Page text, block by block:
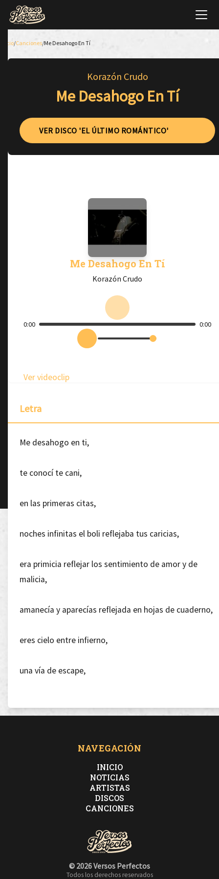
Inicio/Canciones/Me Desahogo En Tí
Korazón Crudo
Me Desahogo En Tí
VER DISCO 'EL ÚLTIMO ROMÁNTICO'
Me Desahogo En Tí
Korazón Crudo
0:00 0:00
Ver videoclip
Letra
Me desahogo en ti,
te conocí te cani,
en las primeras citas,
noches infinitas el boli reflejaba tus caricias,
era primicia reflejar los sentimiento de amor y de
malicia,
amanecía y aparecías reflejada en hojas de cuaderno,
eres cielo entre infierno,
una vía de escape,
hoy en día a mi garganta le sobran proteínas,
adrenalina cuando subo en escenarios,
cuantos textos escritos,
NAVEGACIÓN
INICIO
NOTICIAS
ARTISTAS
DISCOS
CANCIONES
© 2026 Versos Perfectos
Todos los derechos reservados